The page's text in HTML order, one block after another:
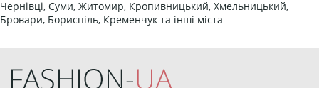
Чернівці, Суми, Житомир, Кропивницький, Хмельницький,
Бровари, Бориспіль, Кременчук та інші міста